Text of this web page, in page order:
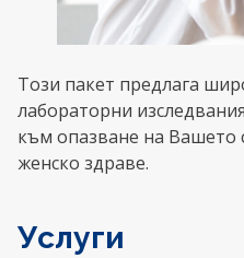
Този пакет предлага
лабораторни
към опазване на Вашето
женско здраве.
Услуги